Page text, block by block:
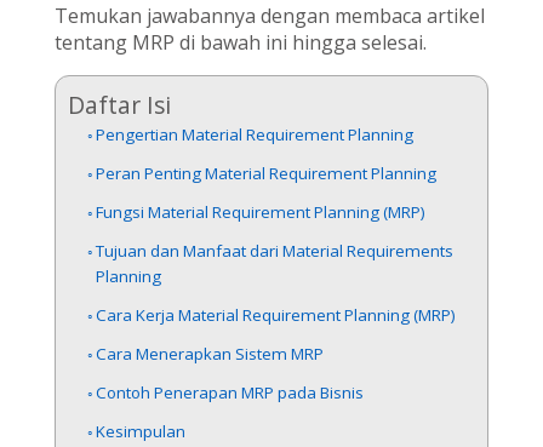
Temukan jawabannya dengan membaca artikel
tentang MRP di bawah ini hingga selesai.
Daftar Isi
Pengertian Material Requirement Planning
Peran Penting Material Requirement Planning
Fungsi Material Requirement Planning (MRP)
Tujuan dan Manfaat dari Material Requirements
Planning
Cara Kerja Material Requirement Planning (MRP)
Cara Menerapkan Sistem MRP
Contoh Penerapan MRP pada Bisnis
Kesimpulan